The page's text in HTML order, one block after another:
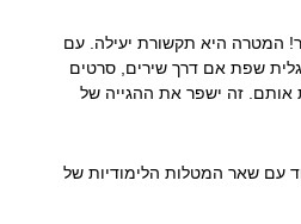
המטרה היא תקשורת יעילה. עם
שפת אם דרך שירים, סרטים
אותם. זה ישפר את ההגייה של
עם שאר המטלות הלימודיות של